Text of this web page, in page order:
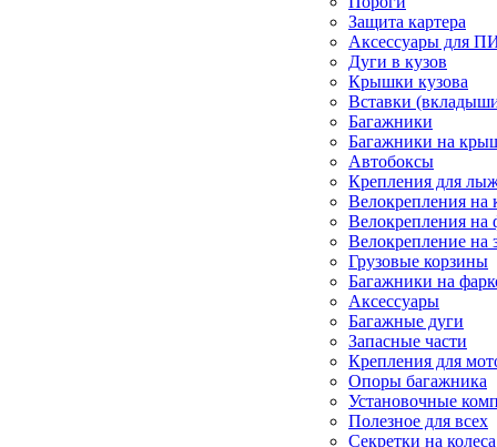
Защита картера
Аксессуары для
Дуги в кузов
Крышки кузова
Вставки
Багажники
Багажники на
Автобоксы
Крепления для
Велокрепления
Велокрепления на
Велокрепление на
Грузовые корзины
Багажники на
Аксессуары
Багажные дуги
Запасные части
Крепления для
Опоры багажника
Установочные
Полезное для всех
Секретки на колеса